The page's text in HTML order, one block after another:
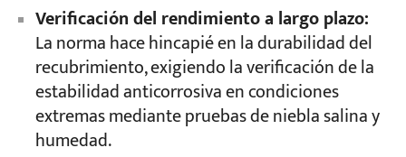
Verificación del rendimiento a largo plazo:
La norma hace hincapié en la durabilidad del
recubrimiento, exigiendo la verificación de la
estabilidad anticorrosiva en condiciones
extremas mediante pruebas de niebla salina y
humedad.